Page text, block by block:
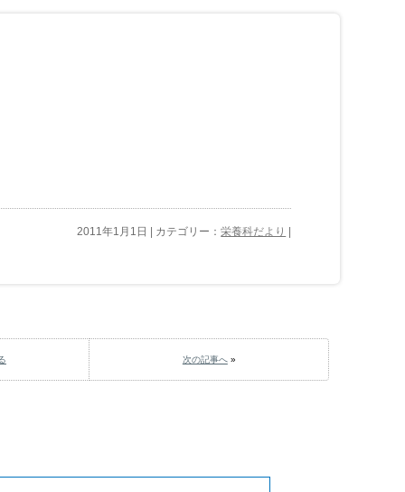
2011年1月1日 | カテゴリー：栄養科だより |
次の記事へ»